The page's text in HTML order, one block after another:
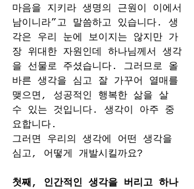
마음을 지키라 생명의 근원이 이에서
남이니라”고 말씀하고 있습니다. 생
각은 우리 눈에 보이지는 않지만 가
장 위대한 자원인데 하나님께서 생각
을 선물로 주셨습니다. 그러므로 올
바른 생각을 심고 잘 가꾸어 열매를
맺으면, 성공적인 행복한 삶을 살
수 있는 것입니다. 생각이 아주 중
요합니다.
그러면 우리의 생각에 어떤 생각을
심고, 어떻게 개발시킬까요?
첫째, 인간적인 생각을 버리고 하나